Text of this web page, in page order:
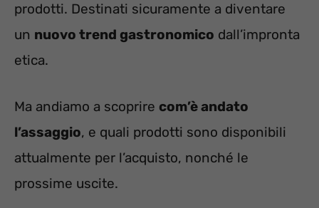
prodotti. Destinati sicuramente a diventare
un nuovo trend gastronomico dall’impronta
etica.
Ma andiamo a scoprire com’è andato
l’assaggio, e quali prodotti sono disponibili
attualmente per l’acquisto, nonché le
prossime uscite.